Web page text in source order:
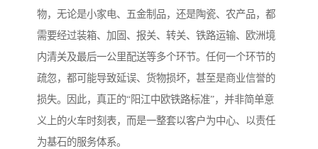
物，无论是小家电、五金制品，还是陶瓷、农产品，都
需要经过装箱、加固、报关、转关、铁路运输、欧洲境
内清关及最后一公里配送等多个环节。任何一个环节的
疏忽，都可能导致延误、货物损坏，甚至是商业信誉的
损失。因此，真正的“阳江中欧铁路标准”，并非简单意
义上的火车时刻表，而是一整套以客户为中心、以责任
为基石的服务体系。